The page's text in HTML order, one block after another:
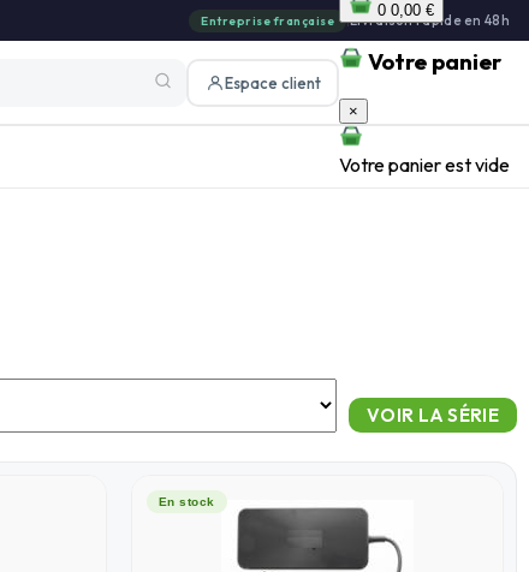
Entreprise française |Livraison rapide en 48h
Espace client
0 0,00 €
Votre panier
×
Votre panier est vide
En stock